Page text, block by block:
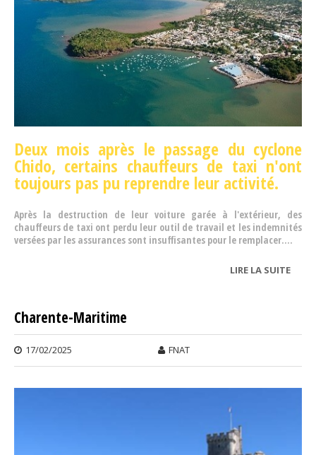
Deux mois après le passage du cyclone
Chido, certains chauffeurs de taxi n'ont
toujours pas pu reprendre leur activité.
Après la destruction de leur voiture garée à l'extérieur, des
chauffeurs de taxi ont perdu leur outil de travail et les indemnités
versées par les assurances sont insuffisantes pour le remplacer....
LIRE LA SUITEDE
Charente-Maritime
17/02/2025 FNAT